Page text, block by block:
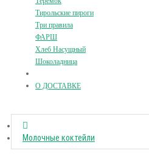
Тирольские пироги
Три правила
ФАРШ
Хлеб Насущный
Шоколадница
О ДОСТАВКЕ
Молочные коктейли